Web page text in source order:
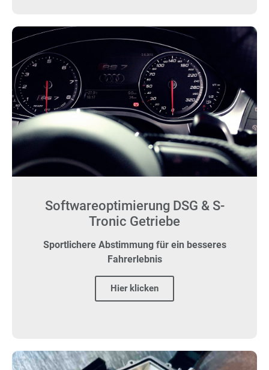
Softwareoptimierung DSG & S-
Tronic Getriebe
Sportlichere Abstimmung für ein besseres
Fahrerlebnis
Hier klicken